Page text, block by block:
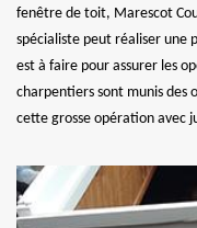
fenêtre de toit, Marescot
spécialiste peut réaliser une
est à faire pour assurer les
charpentiers sont munis des
cette grosse opération avec